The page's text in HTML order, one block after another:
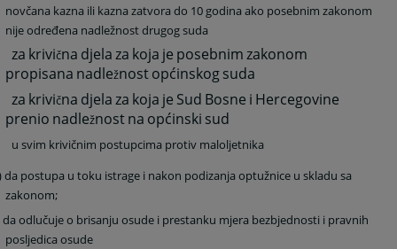
novčana kazna ili kazna zatvora do 10 godina ako posebnim zakonom
nije određena nadležnost drugog suda
za krivična djelaza koja je posebnimzakonom
propisana nadležnostopćinskogsuda
za krivična djelaza koja je Sud Bosne i Hercegovine
prenio nadležnostna općinski sud
u svim krivičnim postupcima protiv maloljetnika
da postupa u toku istrage i nakon podizanja optužnice u skladu sa
zakonom;
da odlučuje o brisanju osude i prestanku mjera bezbjednosti i pravnih
posljedica osude